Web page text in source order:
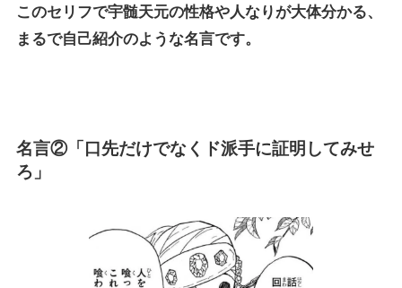
このセリフで宇髄天元の性格や人なりが大体分かる、
まるで自己紹介のような名言です。
名言②「口先だけでなくド派手に証明してみせ
ろ」